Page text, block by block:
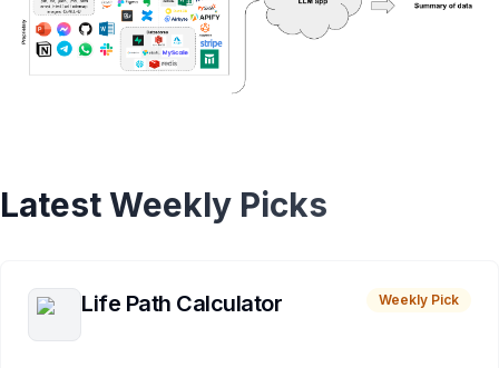
Latest Weekly Picks
Life Path Calculator Weekly Pick